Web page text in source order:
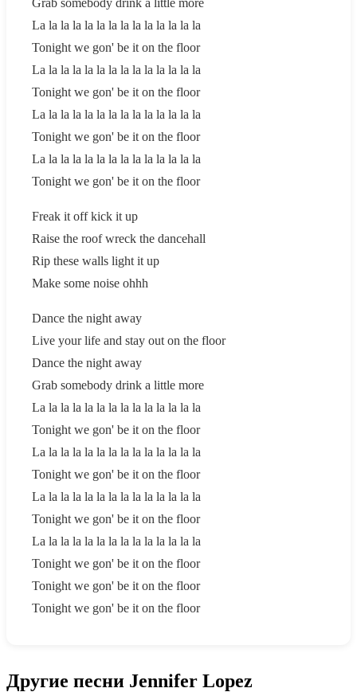
Grab somebody drink a little more
La la la la la la la la la la la la la la
Tonight we gon' be it on the floor
La la la la la la la la la la la la la la
Tonight we gon' be it on the floor
La la la la la la la la la la la la la la
Tonight we gon' be it on the floor
La la la la la la la la la la la la la la
Tonight we gon' be it on the floor
Freak it off kick it up
Raise the roof wreck the dancehall
Rip these walls light it up
Make some noise ohhh
Dance the night away
Live your life and stay out on the floor
Dance the night away
Grab somebody drink a little more
La la la la la la la la la la la la la la
Tonight we gon' be it on the floor
La la la la la la la la la la la la la la
Tonight we gon' be it on the floor
La la la la la la la la la la la la la la
Tonight we gon' be it on the floor
La la la la la la la la la la la la la la
Tonight we gon' be it on the floor
Tonight we gon' be it on the floor
Tonight we gon' be it on the floor
Другие песни Jennifer Lopez